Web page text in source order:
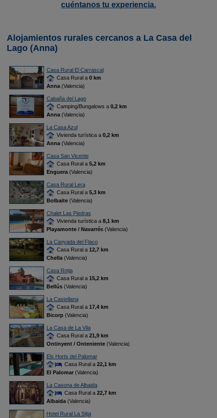
cuéntanos tu experiencia.
Alojamientos rurales cercanos a La Casa del
Lago (Anna)
Casa Rural El Carrascal
Casa Rural a 0 km
Anna(Valencia)
Cabaña del Lago
Camping/Bungalows a 0,2 km
Anna(Valencia)
La Casa Azul
Vivienda turística a 0,2 km
Anna(Valencia)
Casa San Vicente
Casa Rural a 5,2 km
Enguera(Valencia)
Casa Rural Lera
Casa Rural a 5,3 km
Bolbaite(Valencia)
Chalet Las Piedras
Vivienda turística a 8,1 km
Playamonte / Navarrés(Valencia)
La Canyada del Flaco
Casa Rural a 12,7 km
Chella(Valencia)
Casa Rotja
Casa Rural a 15,2 km
Bellús(Valencia)
La Castellana
Casa Rural a 17,4 km
Bicorp(Valencia)
La Casa de La Vila
Casa Rural a 21,9 km
Ontinyent / Onteniente(Valencia)
Els Horts del Palomar
Casa Rural a 22,1 km
El Palomar(Valencia)
La Casona de Albaida
Casa Rural a 22,7 km
Albaida(Valencia)
Hotel Rural La Sitja